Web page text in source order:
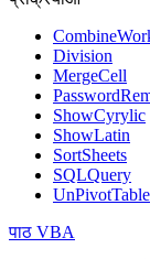
Division
MergeCell
ShowCyrylic
ShowLatin
SortSheets
SQLQuery
UnPivotTable
पाठ VBA